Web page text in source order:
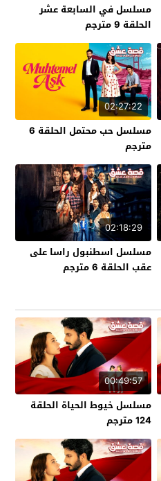
مسلسل في السابعة عشر
الحلقة 9 مترجم
02:27:22
مسلسل حب محتمل الحلقة 6
مترجم
02:18:29
مسلسل اسطنبول راسا على
عقب الحلقة 6 مترجم
00:49:57
مسلسل خيوط الحياة الحلقة
124 مترجم